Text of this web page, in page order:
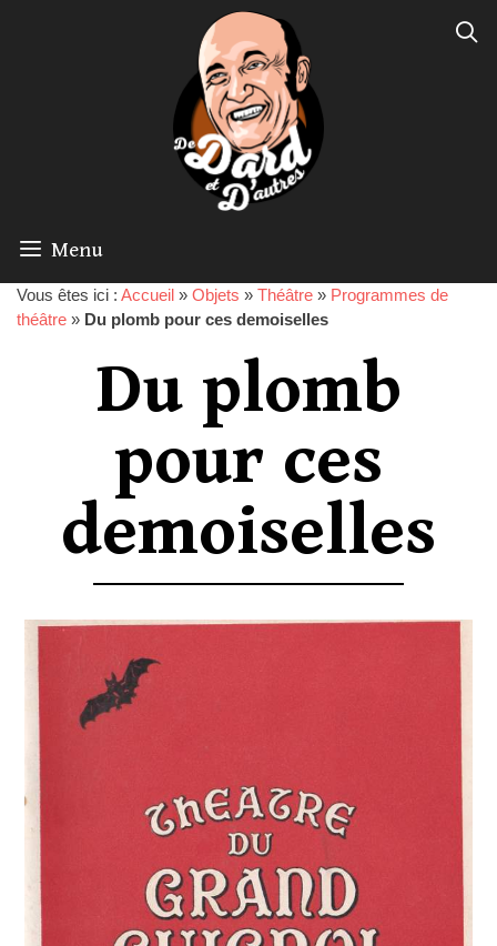
Menu
Vous êtes ici : Accueil » Objets » Théâtre » Programmes de
théâtre » Du plomb pour ces demoiselles
Du plomb
pour ces
demoiselles